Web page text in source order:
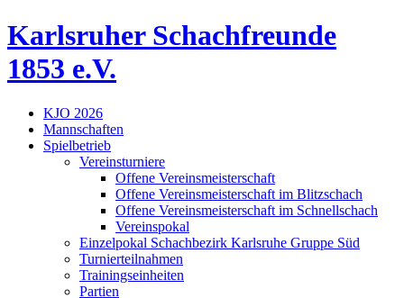
Skip
to
content
Karlsruher Schachfreunde
1853 e.V.
KJO 2026
Mannschaften
Spielbetrieb
Vereinsturniere
Offene Vereinsmeisterschaft
Offene Vereinsmeisterschaft im Blitzschach
Offene Vereinsmeisterschaft im Schnellschach
Vereinspokal
Einzelpokal Schachbezirk Karlsruhe Gruppe Süd
Turnierteilnahmen
Trainingseinheiten
Partien